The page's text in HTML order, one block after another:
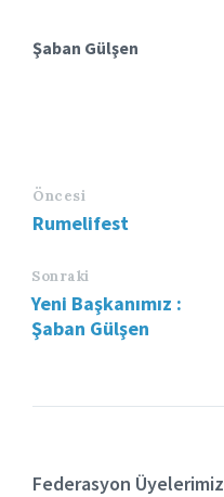
Şaban Gülşen
Öncesi
Rumelifest
Sonraki
Yeni Başkanımız :
Şaban Gülşen
Federasyon Üyelerimiz